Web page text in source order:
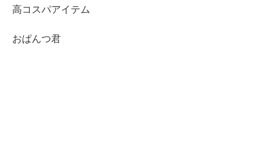
高コスパアイテム
おぱんつ君